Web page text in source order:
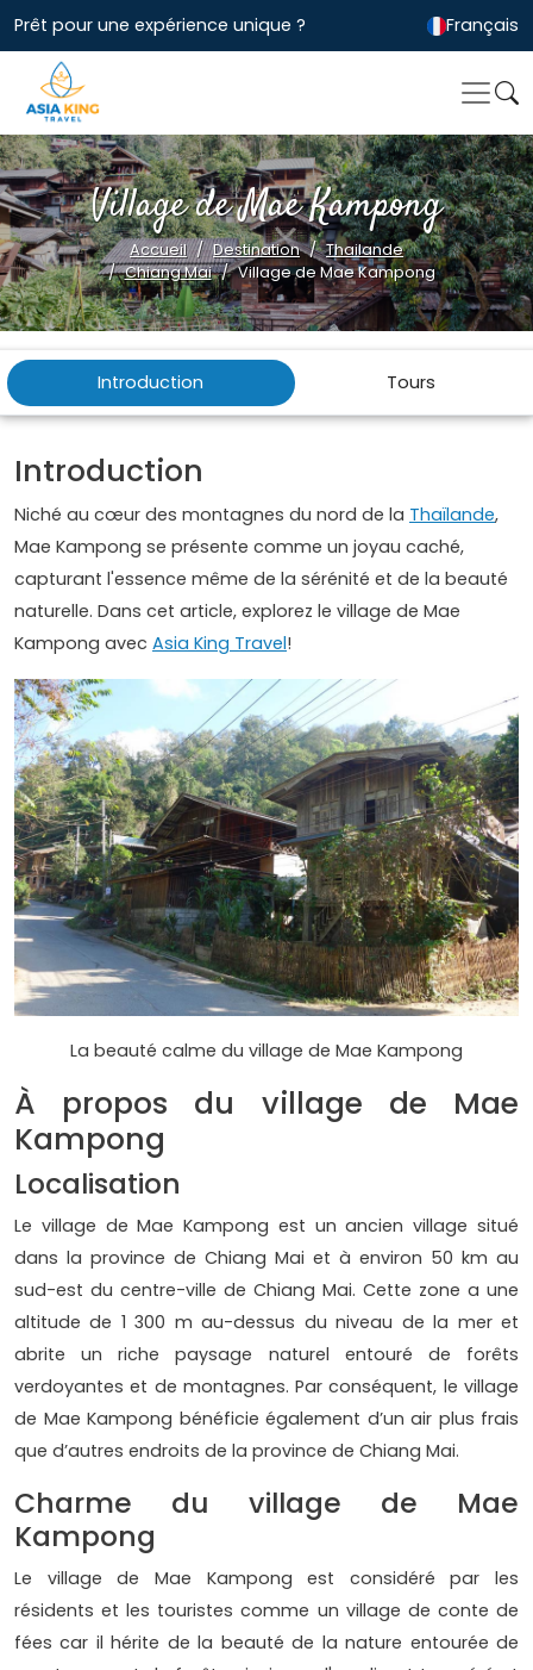
Prêt pour une expérience unique ? Français
Village de Mae Kampong
Accueil Destination
Thailande
Chiang Mai
Village de Mae Kampong
Introduction Tours
Introduction
Niché au cœur des montagnes du nord de la Thaïlande,
Mae Kampong se présente comme un joyau caché,
capturant l'essence même de la sérénité et de la beauté
naturelle. Dans cet article, explorez le village de Mae
Kampong avec Asia King Travel!
La beauté calme du village de Mae Kampong
À propos du village de Mae
Kampong
Localisation
Le village de Mae Kampong est un ancien village situé
dans la province de Chiang Mai et à environ 50 km au
sud-est du centre-ville de Chiang Mai. Cette zone a une
altitude de 1 300 m au-dessus du niveau de la mer et
abrite un riche paysage naturel entouré de forêts
verdoyantes et de montagnes. Par conséquent, le village
de Mae Kampong bénéficie également d’un air plus frais
que d’autres endroits de la province de Chiang Mai.
Charme du village de Mae
Kampong
Le village de Mae Kampong est considéré par les
résidents et les touristes comme un village de conte de
fées car il hérite de la beauté de la nature entourée de